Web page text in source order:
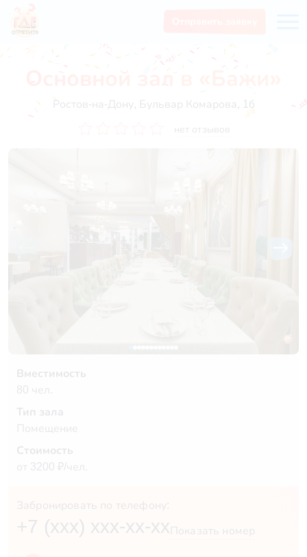
Основной зал в «Бажи»
Ростов-на-Дону, Бульвар Комарова, 1б
нет отзывов
Вместимость
80 чел.
Тип зала
Помещение
Стоимость
от 3200 ₽/чел.
Забронировать по телефону:
+7 (xxx) xxx-xx-xx Показать номер